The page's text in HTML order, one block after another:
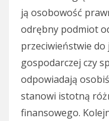
ją osobowość
odrębny podmiot
przeciwieństwie do
gospodarczej czy
odpowiadają
stanowi istotną
finansowego.